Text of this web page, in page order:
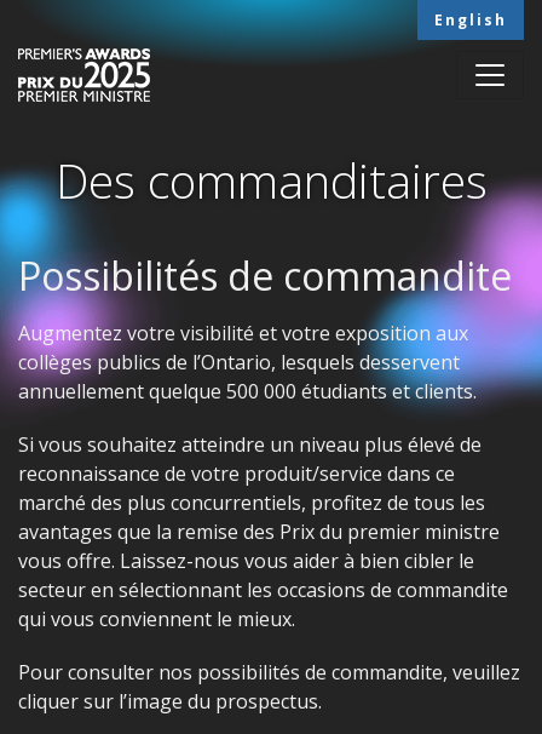
Skip to main content
English
Des commanditaires
ACCUEIL COMMANDITAIRES
Possibilités de commandite
Augmentez votre visibilité et votre exposition aux
collèges publics de l’Ontario, lesquels desservent
annuellement quelque 500 000 étudiants et clients.
Si vous souhaitez atteindre un niveau plus élevé de
reconnaissance de votre produit/service dans ce
marché des plus concurrentiels, profitez de tous les
avantages que la remise des Prix du premier ministre
vous offre. Laissez-nous vous aider à bien cibler le
secteur en sélectionnant les occasions de commandite
qui vous conviennent le mieux.
Pour consulter nos possibilités de commandite, veuillez
cliquer sur l’image du prospectus.